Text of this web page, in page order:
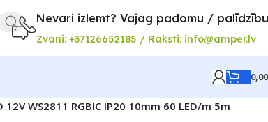
Nevari izlemt? Vajag padomu /
Zvani: +37126652185 / Raksti: info@amper.lv
WS2811 RGBIC IP20 10mm 60 LED/m 5m